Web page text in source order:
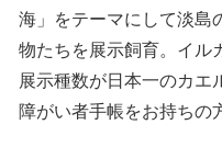
海」をテーマにして淡島
物たちを展示飼育。イル
展示種数が日本一のカエ
障がい者手帳をお持ちの